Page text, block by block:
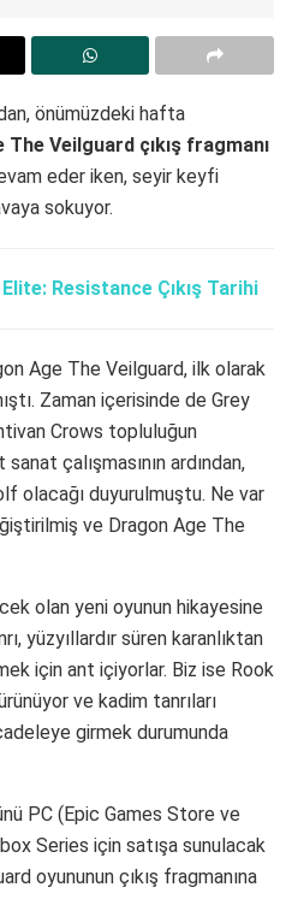
önümüzdeki hafta
The Veilguard çıkış fragmanı
eder iken, seyir keyfi
sokuyor.
Resistance Çıkış Tarihi
Age The Veilguard, ilk olarak
Zaman içerisinde de Grey
Crows topluluğun
çalışmasının ardından,
olacağı duyurulmuştu. Ne var
ve Dragon Age The
olan yeni oyunun hikayesine
yüzyıllardır süren karanlıktan
için ant içiyorlar. Biz ise Rook
ve kadim tanrıları
girmek durumunda
PC (Epic Games Store ve
Series için satışa sunulacak
oyununun çıkış fragmanına